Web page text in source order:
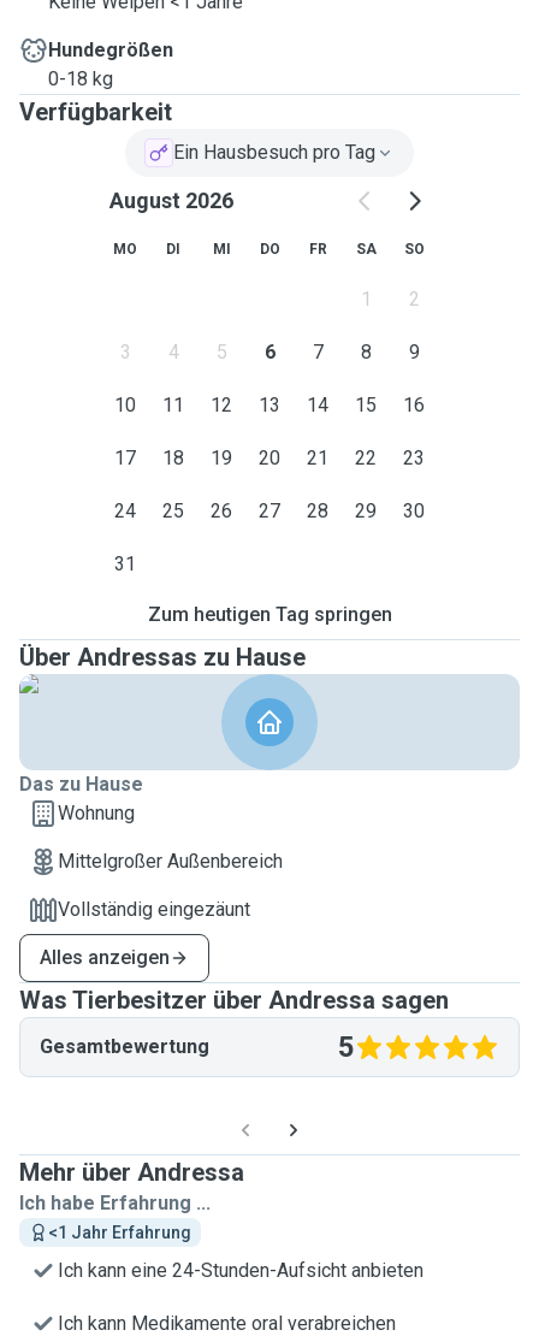
Hundegrößen
0-18 kg
Verfügbarkeit
Ein Hausbesuch pro Tag
August 2026
MO DI MI DO FR SA SO
1 2
3 4 5 6 7 8 9
10 11 12 13 14 15 16
17 18 19 20 21 22 23
24 25 26 27 28 29 30
31
Zum heutigen Tag springen
Über Andressas zu Hause
Das zu Hause
Wohnung
Mittelgroßer Außenbereich
Vollständig eingezäunt
Alles anzeigen
Was Tierbesitzer über Andressa sagen
Gesamtbewertung 5
Mehr über Andressa
Ich habe Erfahrung ...
<1 Jahr Erfahrung
Ich kann eine 24-Stunden-Aufsicht anbieten
Ich kann Medikamente oral verabreichen